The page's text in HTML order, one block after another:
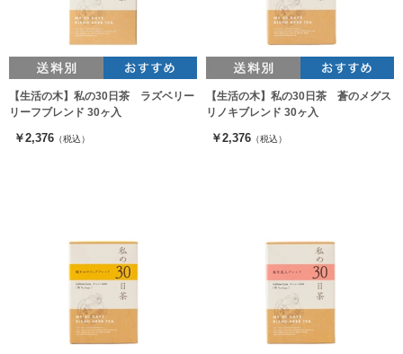
【生活の木】私の30日茶 ラズベリー
リーフブレンド 30ヶ入
￥2,376 （税込）
【生活の木】私の30日茶 蒼のメグス
リノキブレンド 30ヶ入
￥2,376 （税込）